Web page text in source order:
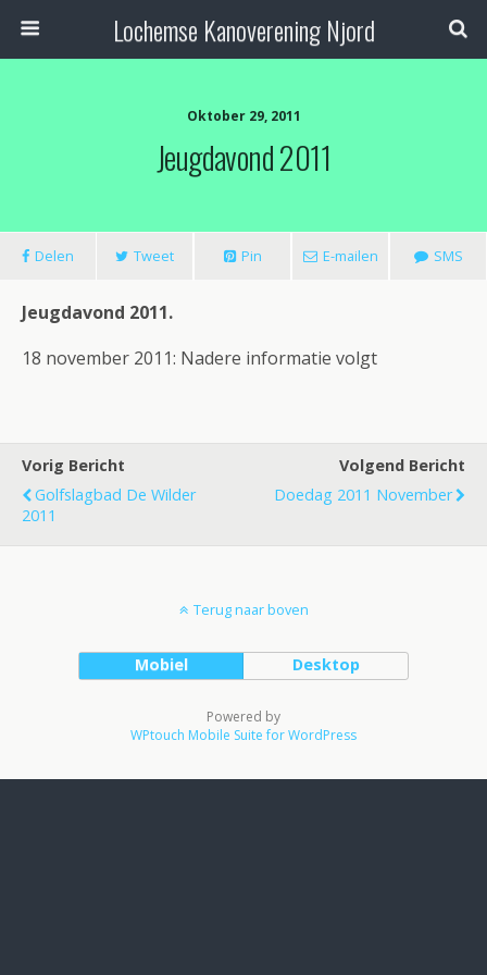
Lochemse Kanoverening Njord
Oktober 29, 2011
Jeugdavond 2011
Delen Tweet Pin E-mailen SMS
Jeugdavond 2011.
18 november 2011: Nadere informatie volgt
Vorig Bericht
Golfslagbad De Wilder
2011
Volgend Bericht
Doedag 2011 November
Terug naar boven
Mobiel Desktop
Powered by
WPtouch Mobile Suite for WordPress